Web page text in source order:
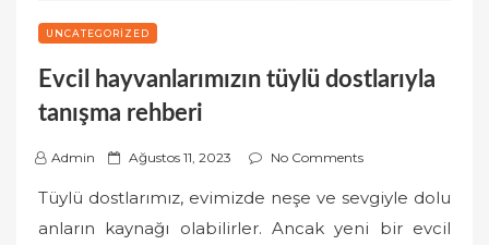
UNCATEGORIZED
Evcil hayvanlarımızın tüylü dostlarıyla
tanışma rehberi
Admin
P
s
t
Ağustos 11, 2023 No Comments
Tüylü dostlarımız, evimizde neşe ve sevgiyle dolu
anların kaynağı olabilirler. Ancak yeni bir evcil